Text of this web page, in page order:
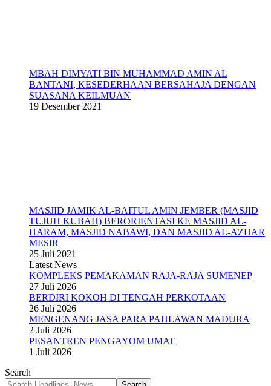
MBAH DIMYATI BIN MUHAMMAD AMIN AL
BANTANI, KESEDERHAAN BERSAHAJA DENGAN
SUASANA KEILMUAN
19 Desember 2021
MASJID JAMIK AL-BAITUL AMIN JEMBER (MASJID
TUJUH KUBAH) BERORIENTASI KE MASJID AL-
HARAM, MASJID NABAWI, DAN MASJID AL-AZHAR
MESIR
25 Juli 2021
Latest News
KOMPLEKS PEMAKAMAN RAJA-RAJA SUMENEP
27 Juli 2026
BERDIRI KOKOH DI TENGAH PERKOTAAN
26 Juli 2026
MENGENANG JASA PARA PAHLAWAN MADURA
2 Juli 2026
PESANTREN PENGAYOM UMAT
1 Juli 2026
Search